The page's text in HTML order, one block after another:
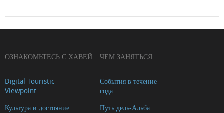
ОЗНАКОМЬТЕСЬ С ХАВЕЙ
Digital Touristic
Viewpoint
Культура и достояние
ЧЕМ ЗАНЯТЬСЯ
События в течение
года
Путь дель-Альба